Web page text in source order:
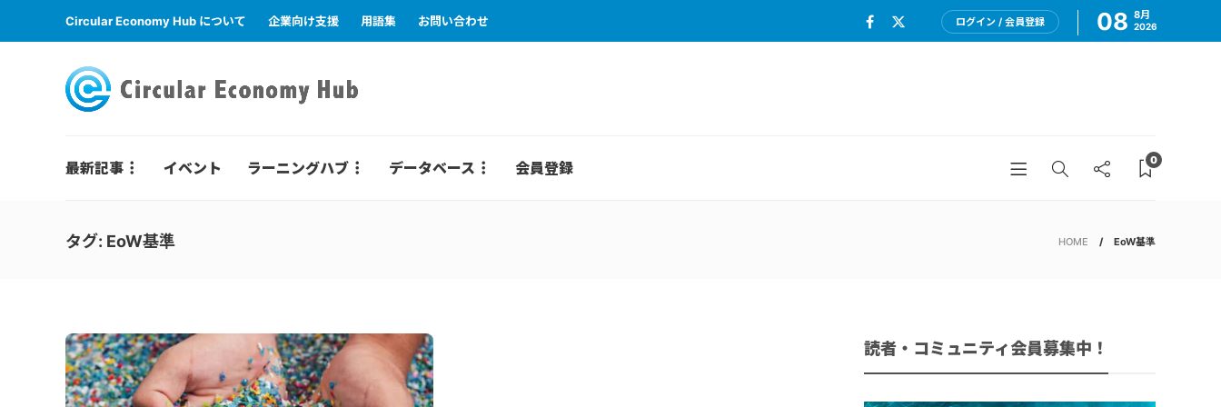
Circular Economy Hub について 企業向け支援 用語集 お問い合わせ ログイン / 会員登録 08 8月
2026
最新記事 イベント ラーニングハブ データベース 会員登録 0
タグ: EoW基準 HOME EoW基準
読者・コミュニティ会員募集中！